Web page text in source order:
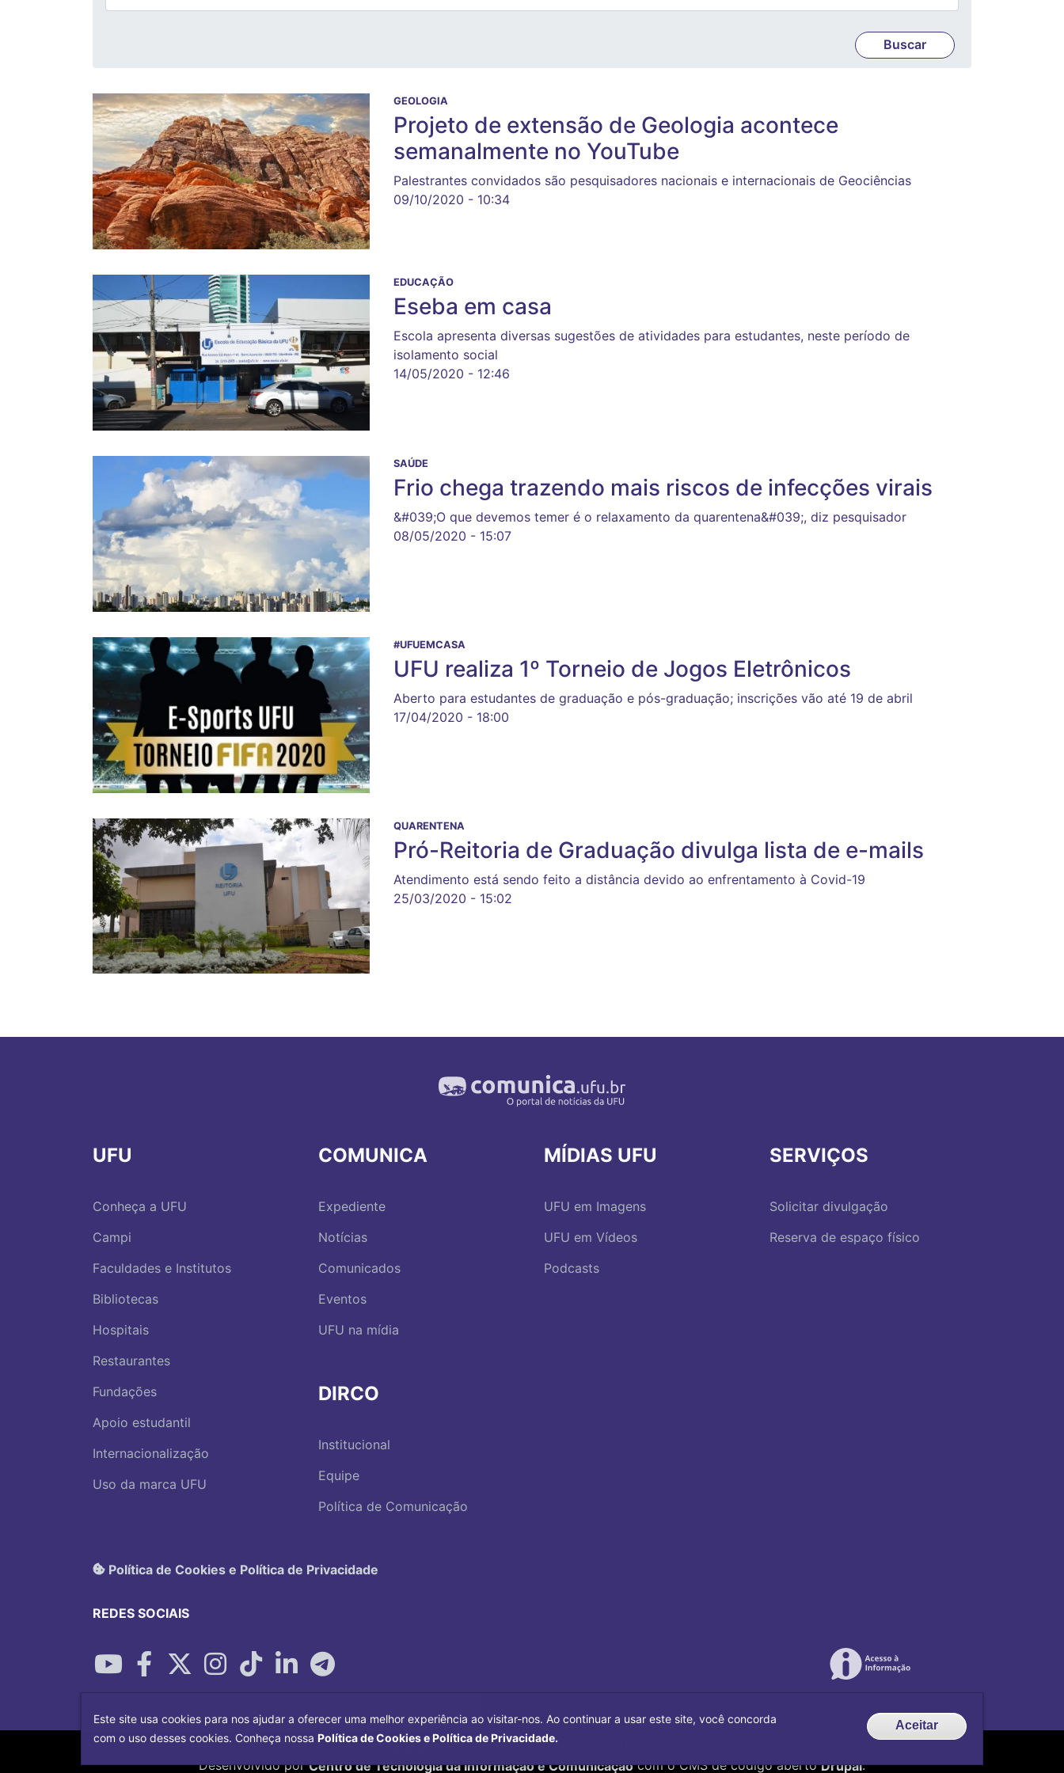
GEOLOGIA
Projeto de extensão de Geologia acontece
semanalmente no YouTube
Palestrantes convidados são pesquisadores nacionais e internacionais de Geociências
09/10/2020 - 10:34
EDUCAÇÃO
Eseba em casa
Escola apresenta diversas sugestões de atividades para estudantes, neste período de
isolamento social
14/05/2020 - 12:46
SAÚDE
Frio chega trazendo mais riscos de infecções virais
&#039;O que devemos temer é o relaxamento da quarentena&#039;, diz pesquisador
08/05/2020 - 15:07
#UFUEMCASA
UFU realiza 1º Torneio de Jogos Eletrônicos
Aberto para estudantes de graduação e pós-graduação; inscrições vão até 19 de abril
17/04/2020 - 18:00
QUARENTENA
Pró-Reitoria de Graduação divulga lista de e-mails
Atendimento está sendo feito a distância devido ao enfrentamento à Covid-19
25/03/2020 - 15:02
UFU
Conheça a UFU
Campi
Faculdades e Institutos
Bibliotecas
Hospitais
Restaurantes
Fundações
Apoio estudantil
Internacionalização
Uso da marca UFU
COMUNICA
Expediente
Notícias
Comunicados
Eventos
UFU na mídia
DIRCO
Institucional
Equipe
Política de Comunicação
MÍDIAS UFU
UFU em Imagens
UFU em Vídeos
Podcasts
SERVIÇOS
Solicitar divulgação
Reserva de espaço físico
Política de Cookies e Política de Privacidade
REDES SOCIAIS
Copyright©2026Universidade Federal Uberlândia.
Desenvolvido porCentro de Tecnologia da Informação e Comunicaçãocom o CMS de código abertoDrupal.
Este site usa cookies para nos ajudar a oferecer uma melhor experiência ao visitar-nos. Ao continuar a usar este site, você concorda
com o uso desses cookies. Conheça nossa Política de Cookies e Política de Privacidade.
Aceitar